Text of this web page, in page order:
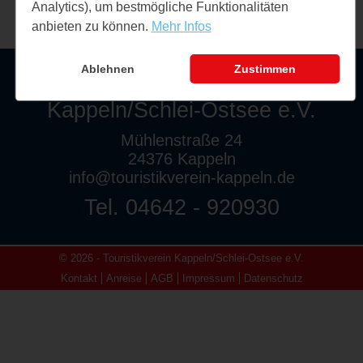
Touristikverein
Kappeln/Schlei-Ostsee e.V.
Mühlenstraße 24
24376 Kappeln
info@touristikverein-kappeln.de
Tel. 04642 - 920930
© 2026 - Touristikverein Kappeln/Schlei-Ostsee e.V.
Kontakt
Anreise AGB Impressum Datenschutz
Analytics), um bestmögliche Funktionalitäten
anbieten zu können. Mehr Infos
Ablehnen Zustimmen